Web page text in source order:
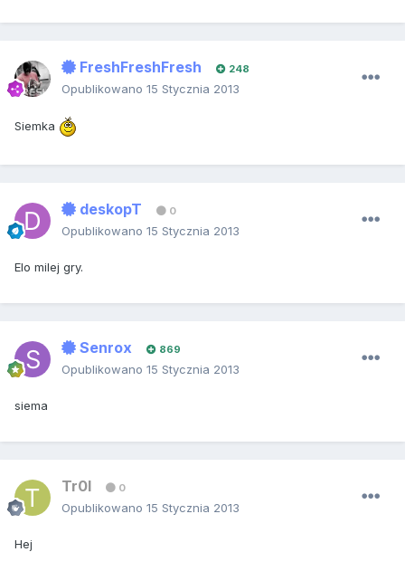
FreshFreshFresh 248
Opublikowano 15 Stycznia 2013
Siemka
deskopT 0
Opublikowano 15 Stycznia 2013
Elo milej gry.
Senrox 869
Opublikowano 15 Stycznia 2013
siema
Tr0l 0
Opublikowano 15 Stycznia 2013
Hej